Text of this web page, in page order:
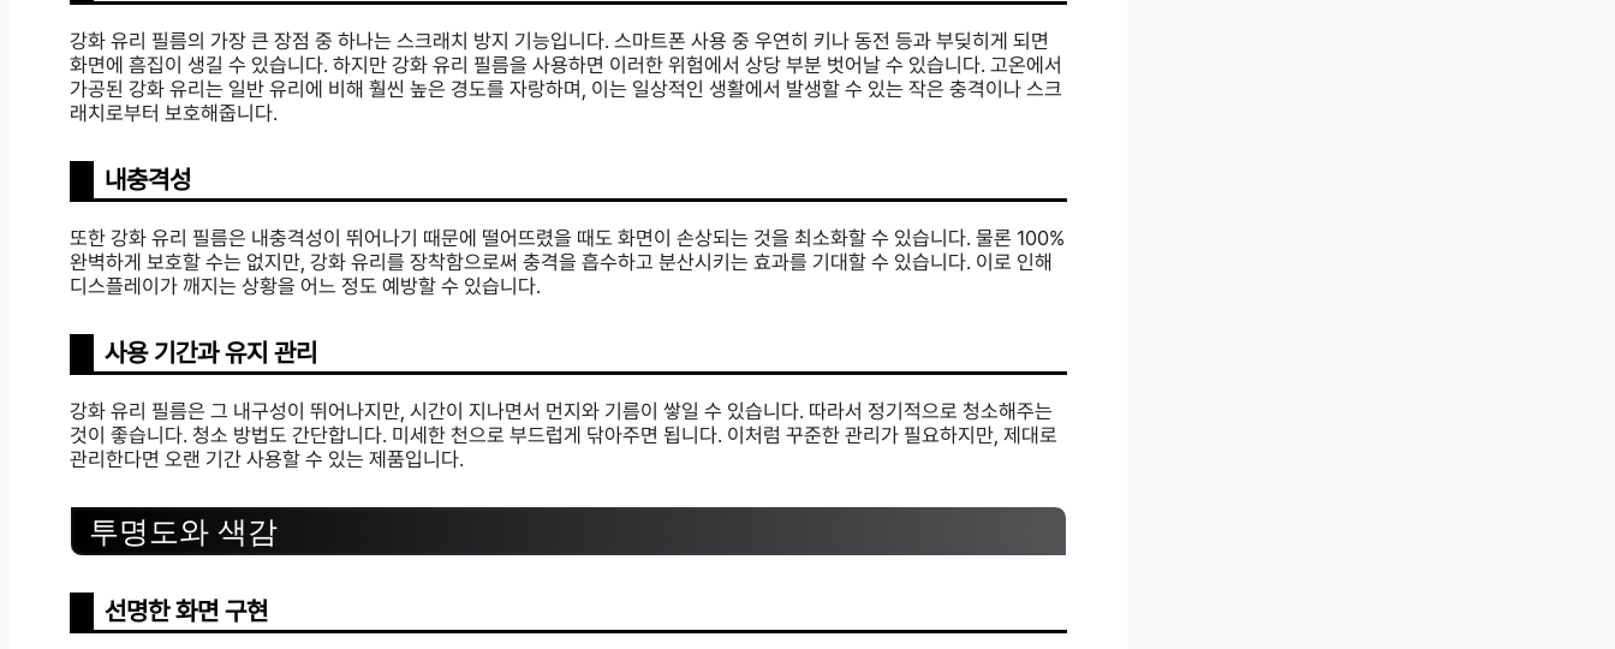
강화 유리 필름의 가장 큰 장점 중 하나는 스크래치 방지 기능입니다. 스마트폰 사용 중 우연히 키나 동전 등과 부딪히게 되면
화면에 흠집이 생길 수 있습니다. 하지만 강화 유리 필름을 사용하면 이러한 위험에서 상당 부분 벗어날 수 있습니다. 고온에서
가공된 강화 유리는 일반 유리에 비해 훨씬 높은 경도를 자랑하며, 이는 일상적인 생활에서 발생할 수 있는 작은 충격이나 스크
래치로부터 보호해줍니다.
내충격성
또한 강화 유리 필름은 내충격성이 뛰어나기 때문에 떨어뜨렸을 때도 화면이 손상되는 것을 최소화할 수 있습니다. 물론 100%
완벽하게 보호할 수는 없지만, 강화 유리를 장착함으로써 충격을 흡수하고 분산시키는 효과를 기대할 수 있습니다. 이로 인해
디스플레이가 깨지는 상황을 어느 정도 예방할 수 있습니다.
사용 기간과 유지 관리
강화 유리 필름은 그 내구성이 뛰어나지만, 시간이 지나면서 먼지와 기름이 쌓일 수 있습니다. 따라서 정기적으로 청소해주는
것이 좋습니다. 청소 방법도 간단합니다. 미세한 천으로 부드럽게 닦아주면 됩니다. 이처럼 꾸준한 관리가 필요하지만, 제대로
관리한다면 오랜 기간 사용할 수 있는 제품입니다.
투명도와 색감
선명한 화면 구현